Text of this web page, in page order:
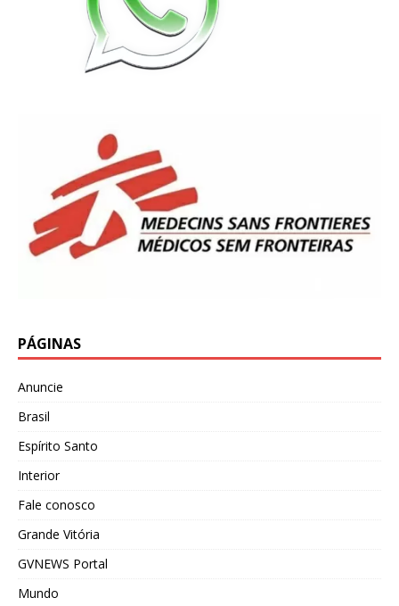
PÁGINAS
Anuncie
Brasil
Espírito Santo
Interior
Fale conosco
Grande Vitória
GVNEWS Portal
Mundo